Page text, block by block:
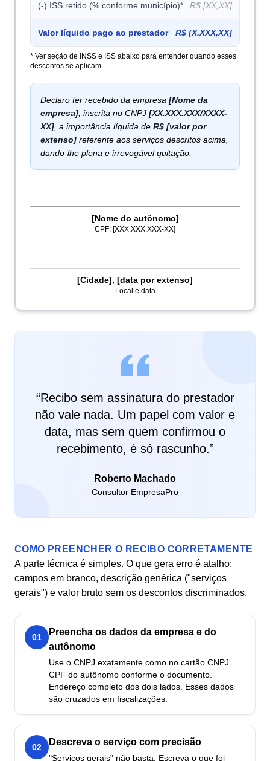
(-) ISS retido (% conforme município)* R$ [XX,XX]
Valor líquido pago ao prestador R$ [X.XXX,XX]
* Ver seção de INSS e ISS abaixo para entender quando esses
descontos se aplicam.
Declaro ter recebido da empresa [Nome da
empresa] , inscrita no CNPJ [XX.XXX.XXX/XXXX-
XX] , a importância líquida de R$ [valor por
extenso] referente aos serviços descritos acima,
dando-lhe plena e irrevogável quitação.
[Nome do autônomo]
CPF: [XXX.XXX.XXX-XX]
[Cidade], [data por extenso]
Local e data
“Recibo sem assinatura do prestador
não vale nada. Um papel com valor e
data, mas sem quem confirmou o
recebimento, é só rascunho.”
Roberto Machado
Consultor EmpresaPro
COMO PREENCHER O RECIBO CORRETAMENTE
A parte técnica é simples. O que gera erro é atalho:
campos em branco, descrição genérica ("serviços
gerais") e valor bruto sem os descontos discriminados.
01
Preencha os dados da empresa e do
autônomo
Use o CNPJ exatamente como no cartão CNPJ.
CPF do autônomo conforme o documento.
Endereço completo dos dois lados. Esses dados
são cruzados em fiscalizações.
02 Descreva o serviço com precisão
"Serviços gerais" não basta. Escreva o que foi